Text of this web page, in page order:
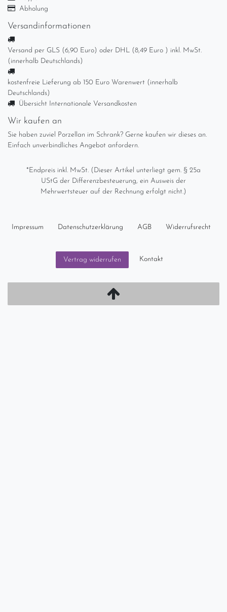
Abholung
Versandinformationen
Versand per GLS (6,90 Euro) oder DHL (8,49 Euro ) inkl. MwSt.
(innerhalb Deutschlands)
kostenfreie Lieferung ab 150 Euro Warenwert (innerhalb
Deutschlands)
Übersicht Internationale Versandkosten
Wir kaufen an
Sie haben zuviel Porzellan im Schrank? Gerne kaufen wir dieses an.
Einfach unverbindliches Angebot anfordern.
*Endpreis inkl. MwSt. (Dieser Artikel unterliegt gem. § 25a
UStG der Differenzbesteuerung, ein Ausweis der
Mehrwertsteuer auf der Rechnung erfolgt nicht.)
Impressum Daten­schutz­erklärung AGB Widerrufs­recht
Vertrag widerrufen Kontakt